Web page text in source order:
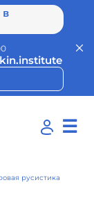
в
☰
русистика